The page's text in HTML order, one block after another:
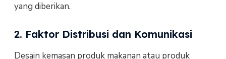
yang diberikan.
2. Faktor Distribusi dan Komunikasi
Desain kemasan produk makanan atau produk